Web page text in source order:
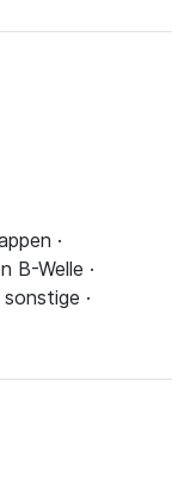
·
B-Welle ·
·